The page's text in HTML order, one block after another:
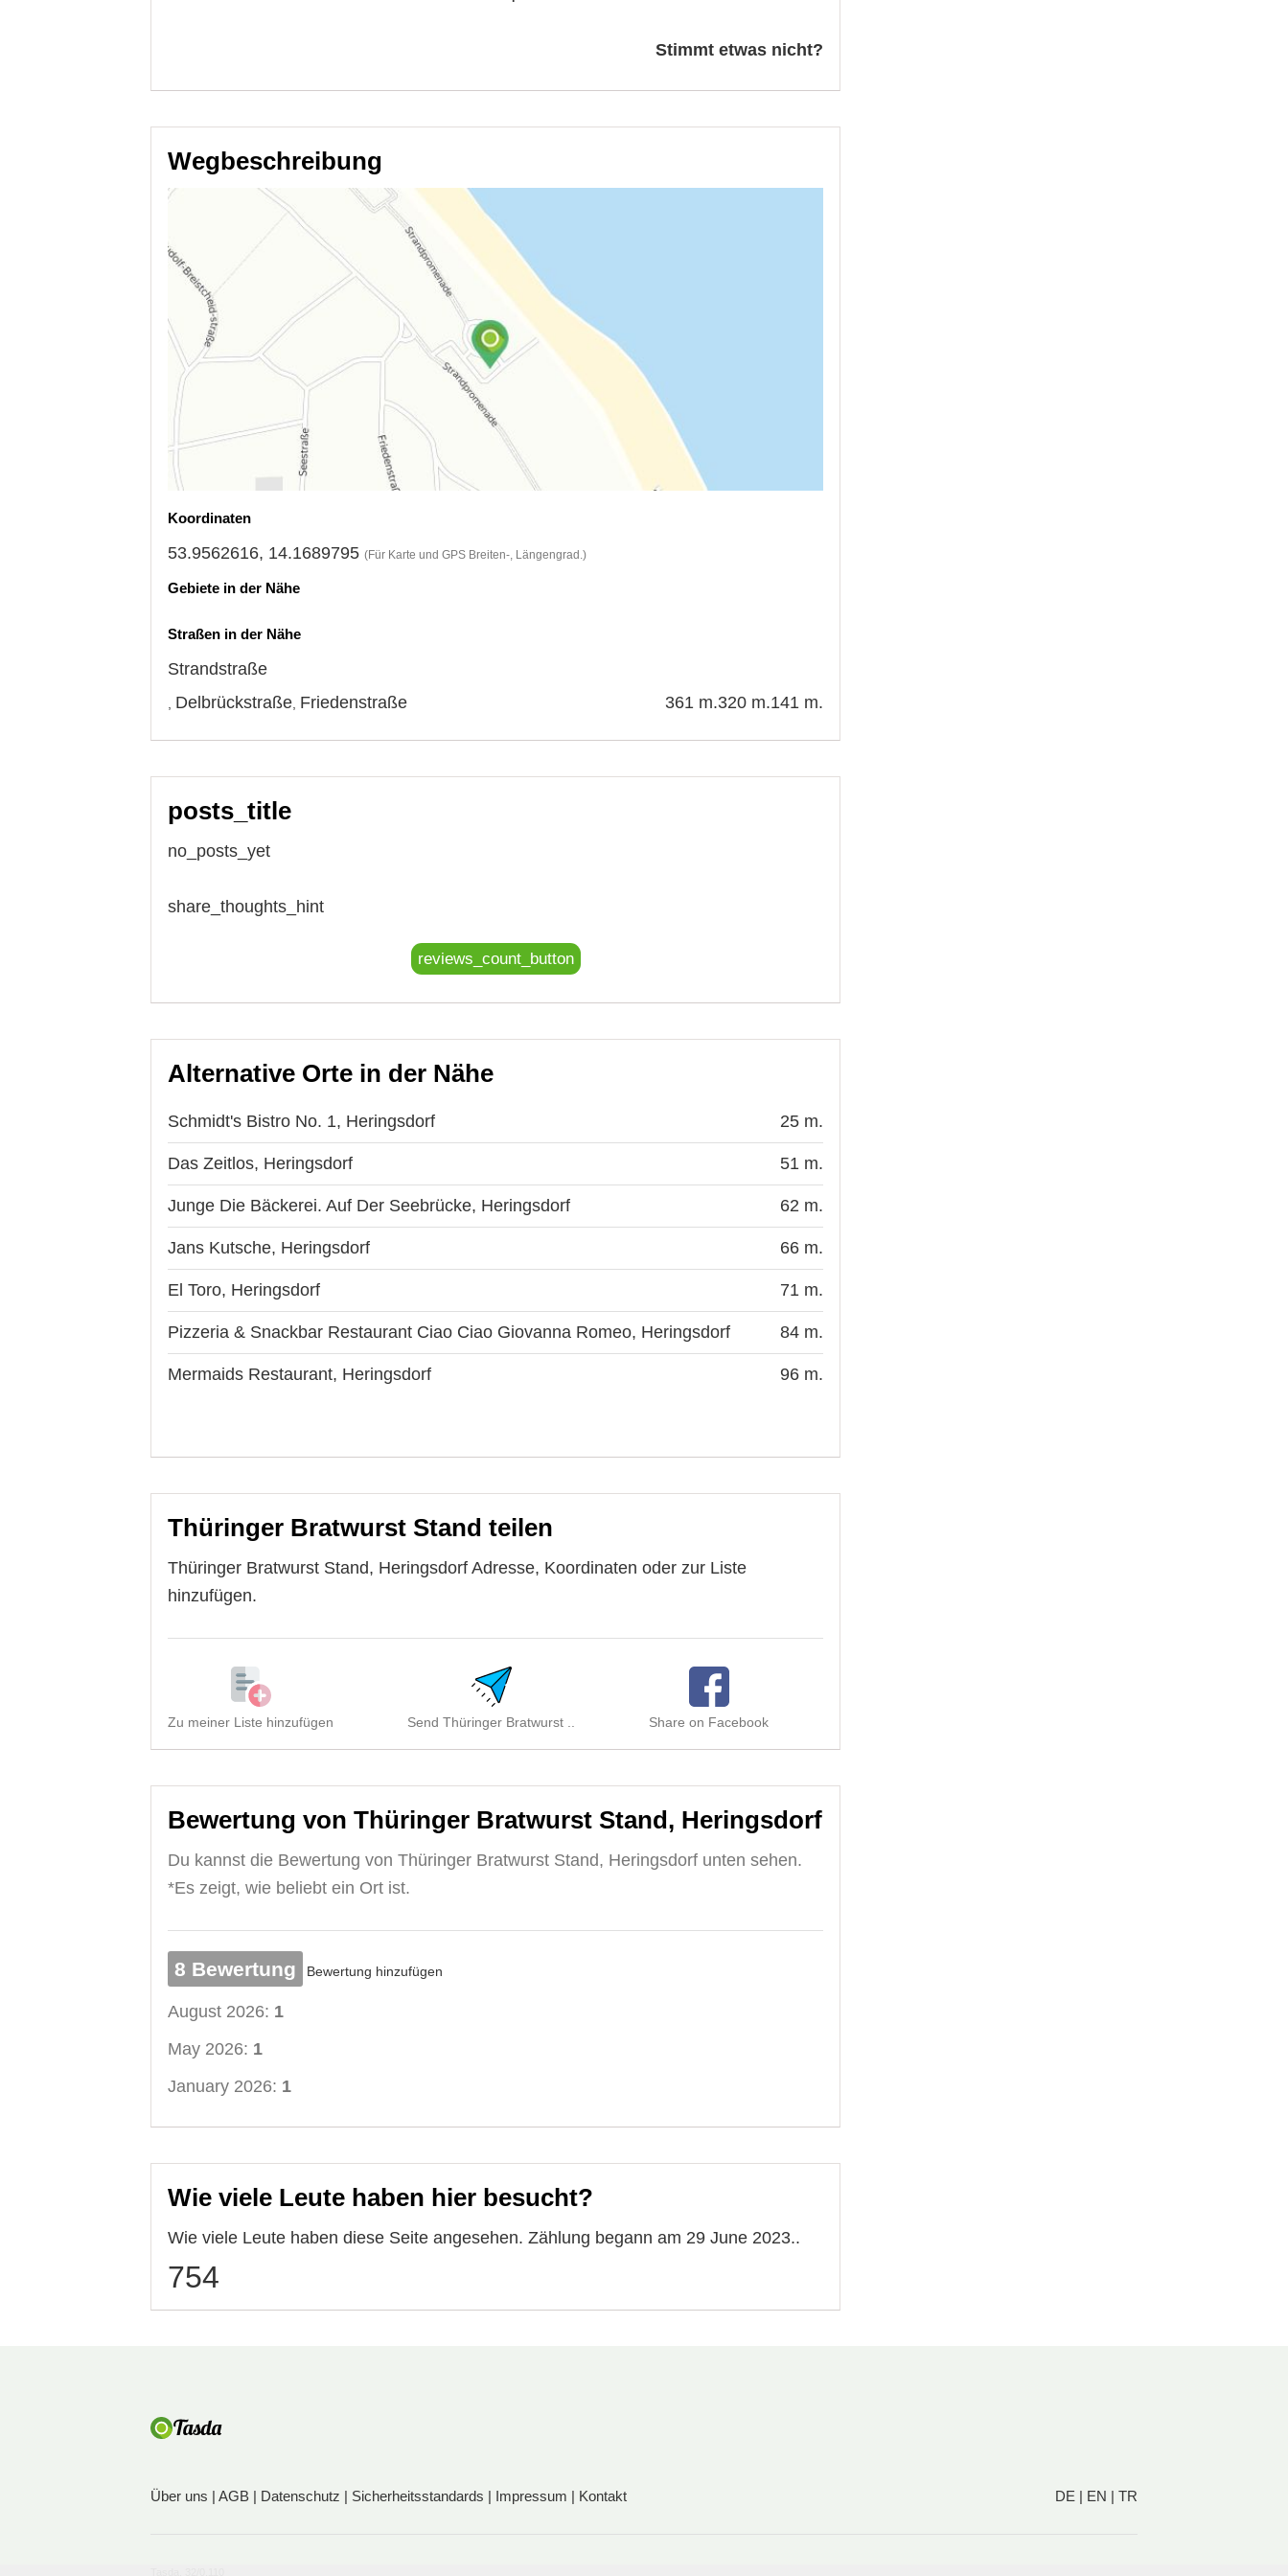
Stimmt etwas nicht?
Wegbeschreibung
Koordinaten
53.9562616, 14.1689795 (Für Karte und GPS Breiten-, Längengrad.)
Gebiete in der Nähe
Straßen in der Nähe
Strandstraße
141 m.
Delbrückstraße 320 m.
Friedenstraße 361 m.
posts_title
no_posts_yet
share_thoughts_hint
reviews_count_button
Alternative Orte in der Nähe
Schmidt's Bistro No. 1, Heringsdorf 25 m.
Das Zeitlos, Heringsdorf 51 m.
Junge Die Bäckerei. Auf Der Seebrücke, Heringsdorf 62 m.
Jans Kutsche, Heringsdorf 66 m.
El Toro, Heringsdorf 71 m.
Pizzeria & Snackbar Restaurant Ciao Ciao Giovanna Romeo, Heringsdorf 84 m.
Mermaids Restaurant, Heringsdorf 96 m.
Thüringer Bratwurst Stand teilen
Thüringer Bratwurst Stand, Heringsdorf Adresse, Koordinaten oder zur Liste
hinzufügen.
Zu meiner Liste hinzufügen Send Thüringer Bratwurst .. Share on Facebook
Bewertung von Thüringer Bratwurst Stand, Heringsdorf
Du kannst die Bewertung von Thüringer Bratwurst Stand, Heringsdorf unten sehen.
*Es zeigt, wie beliebt ein Ort ist.
8 Bewertung Bewertung hinzufügen
August 2026: 1
May 2026: 1
January 2026: 1
Wie viele Leute haben hier besucht?
Wie viele Leute haben diese Seite angesehen. Zählung begann am 29 June 2023..
754
Über uns | AGB | Datenschutz | Sicherheitsstandards | Impressum | Kontakt DE | EN | TR